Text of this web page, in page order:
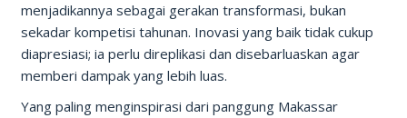
menjadikannya sebagai gerakan transformasi, bukan
sekadar kompetisi tahunan. Inovasi yang baik tidak cukup
diapresiasi; ia perlu direplikasi dan disebarluaskan agar
memberi dampak yang lebih luas.
Yang paling menginspirasi dari panggung Makassar